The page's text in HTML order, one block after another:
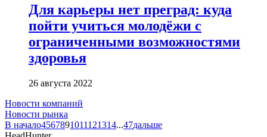
Для карьеры нет преград: куда
пойти учиться молодёжи с
ограниченными возможностями
здоровья
26 августа 2022
Новости компаний
Новости рынка
В начало4567891011121314...47дальше